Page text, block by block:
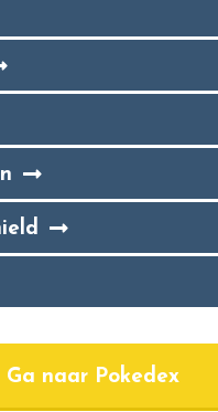
Ga naar Pokedex